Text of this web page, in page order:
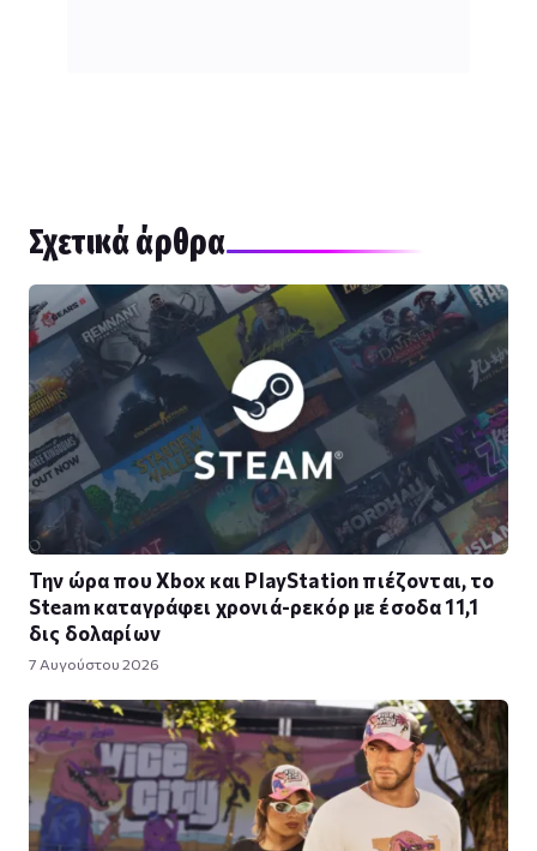
Σχετικά άρθρα
Την ώρα που Xbox και PlayStation πιέζονται, το
Steam καταγράφει χρονιά-ρεκόρ με έσοδα 11,1
δις δολαρίων
7 Αυγούστου 2026